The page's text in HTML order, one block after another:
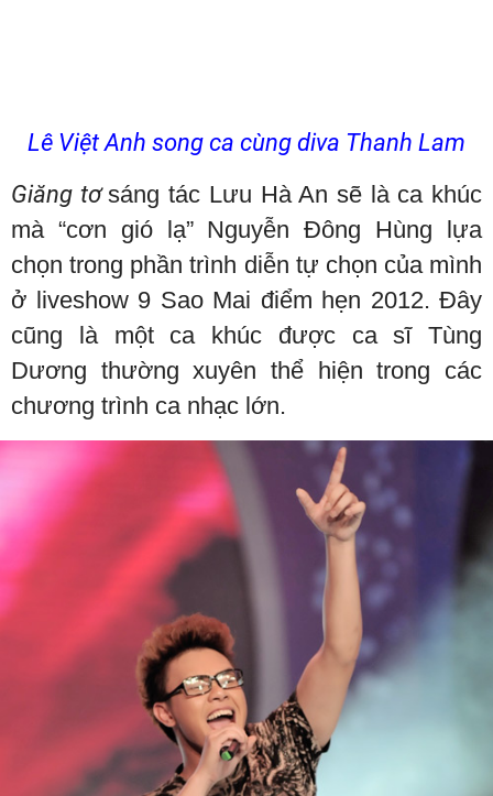
Lê Việt Anh song ca cùng diva Thanh Lam
Giăng tơsáng tác Lưu Hà An sẽ là ca khúc
mà “cơn gió lạ” Nguyễn Đông Hùng lựa
chọn trong phần trình diễn tự chọn của mình
ở liveshow 9 Sao Mai điểm hẹn 2012. Đây
cũng là một ca khúc được ca sĩ Tùng
Dương thường xuyên thể hiện trong các
chương trình ca nhạc lớn.